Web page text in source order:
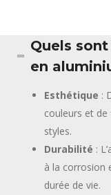
Quels
en
Esthétique :
couleurs et de
styles.
Durabilité :
à la corrosion
durée de vie.